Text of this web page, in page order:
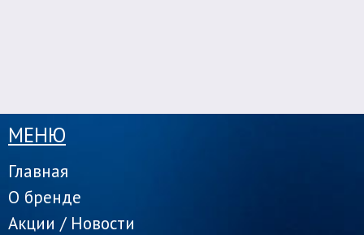
МЕНЮ
Главная
О бренде
Акции / Новости